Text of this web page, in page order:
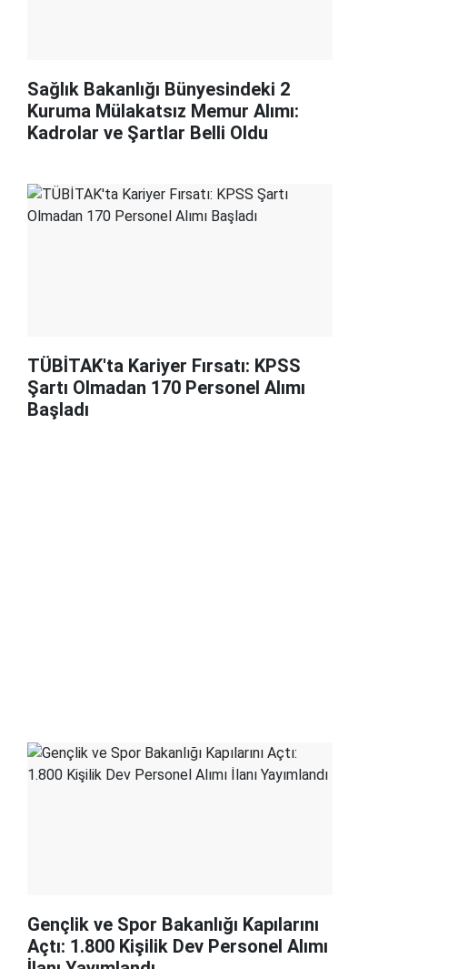
Sağlık Bakanlığı Bünyesindeki 2
Kuruma Mülakatsız Memur Alımı:
Kadrolar ve Şartlar Belli Oldu
TÜBİTAK'ta Kariyer Fırsatı: KPSS
Şartı Olmadan 170 Personel Alımı
Başladı
Gençlik ve Spor Bakanlığı Kapılarını
Açtı: 1.800 Kişilik Dev Personel Alımı